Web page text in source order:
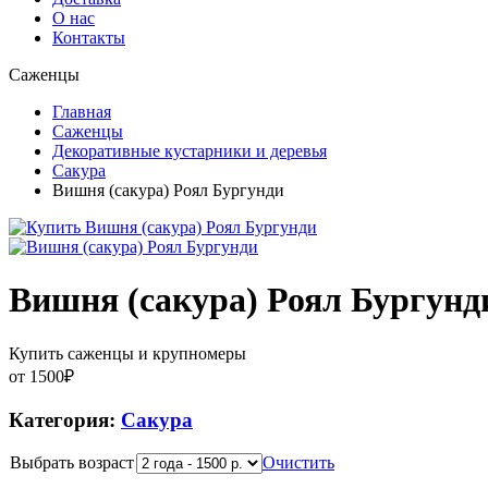
О нас
Контакты
Саженцы
Главная
Саженцы
Декоративные кустарники и деревья
Сакура
Вишня (сакура) Роял Бургунди
Вишня (сакура) Роял
Купить саженцы и крупномеры
от 1500₽
Категория: Сакура
Выбрать возраст Очистить